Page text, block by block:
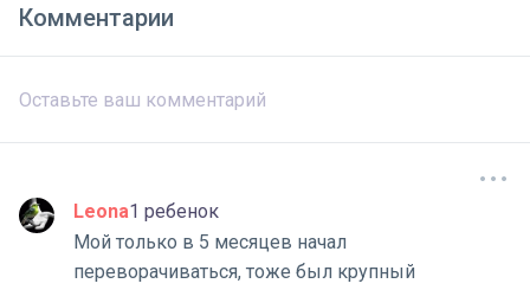
Комментарии
Leona1 ребенок
Мой только в 5 месяцев начал
переворачиваться, тоже был крупный